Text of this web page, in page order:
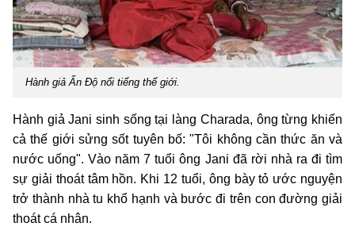
Hành giả Ấn Độ nổi tiếng thế giới.
Hành giả Jani sinh sống tại làng Charada, ông từng khiến
cả thế giới sửng sốt tuyên bố: "Tôi không cần thức ăn và
nước uống". Vào năm 7 tuổi ông Jani đã rời nhà ra đi tìm
sự giải thoát tâm hồn. Khi 12 tuổi, ông bày tỏ ước nguyện
trở thành nhà tu khổ hạnh và bước đi trên con đường giải
thoát cá nhân.